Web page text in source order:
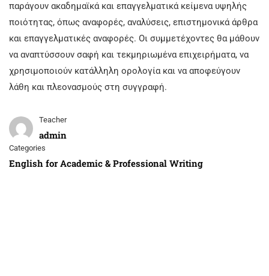
παράγουν ακαδημαϊκά και επαγγελματικά κείμενα υψηλής
ποιότητας, όπως αναφορές, αναλύσεις, επιστημονικά άρθρα
και επαγγελματικές αναφορές. Οι συμμετέχοντες θα μάθουν
να αναπτύσσουν σαφή και τεκμηριωμένα επιχειρήματα, να
χρησιμοποιούν κατάλληλη ορολογία και να αποφεύγουν
λάθη και πλεονασμούς στη συγγραφή.
Teacher
admin
Categories
English for Academic & Professional Writing